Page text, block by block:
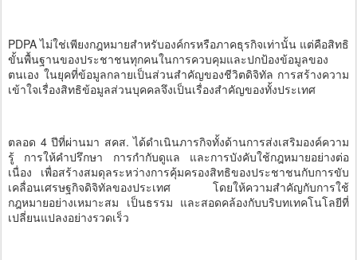
PDPA ไม่ใช่เพียงกฎหมายสำหรับองค์กรหรือภาคธุรกิจเท่านั้น แต่คือสิทธิ
ขั้นพื้นฐานของประชาชนทุกคนในการควบคุมและปกป้องข้อมูลของ
ตนเอง ในยุคที่ข้อมูลกลายเป็นส่วนสำคัญของชีวิตดิจิทัล การสร้างความ
เข้าใจเรื่องสิทธิข้อมูลส่วนบุคคลจึงเป็นเรื่องสำคัญของทั้งประเทศ
ตลอด 4 ปีที่ผ่านมา สคส. ได้ดำเนินภารกิจทั้งด้านการส่งเสริมองค์ความ
รู้ การให้คำปรึกษา การกำกับดูแล และการบังคับใช้กฎหมายอย่างต่อ
เนื่อง เพื่อสร้างสมดุลระหว่างการคุ้มครองสิทธิของประชาชนกับการขับ
เคลื่อนเศรษฐกิจดิจิทัลของประเทศ โดยให้ความสำคัญกับการใช้
กฎหมายอย่างเหมาะสม เป็นธรรม และสอดคล้องกับบริบทเทคโนโลยีที่
เปลี่ยนแปลงอย่างรวดเร็ว